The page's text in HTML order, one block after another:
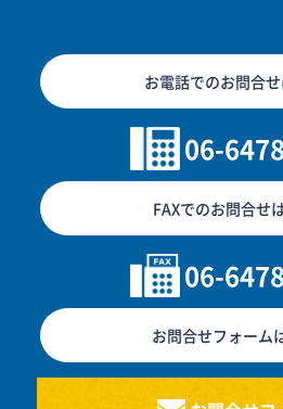
お電話でのお問合
06-
FAXでのお問合せ
06-
お問合せフォーム